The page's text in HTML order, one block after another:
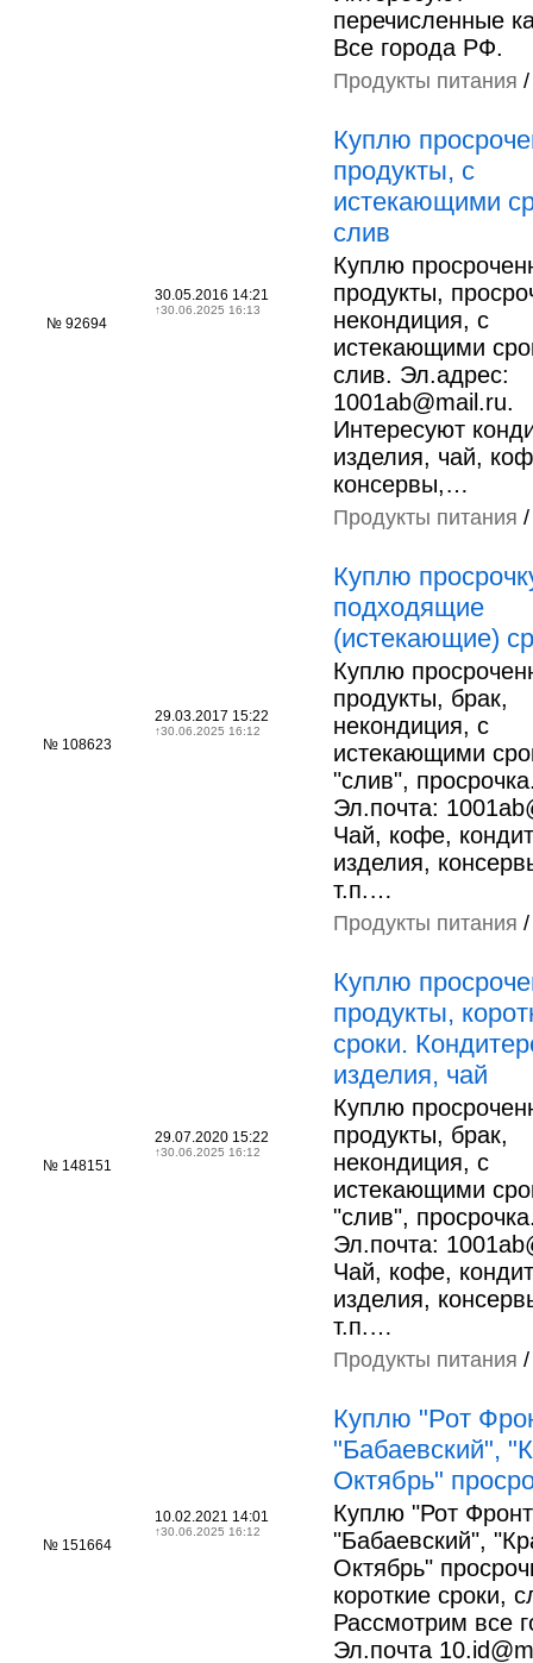
перечисленные
Все города РФ.
Продукты питания
№ 92694
30.05.2016 14:21
↑30.06.2025 16:13
Куплю
продукты, с
истекающими
слив
Куплю
продукты,
некондиция, с
истекающими
слив. Эл.адрес:
1001ab@mail.ru.
Интересуют
изделия, чай,
консервы,…
Продукты питания
№ 108623
29.03.2017 15:22
↑30.06.2025 16:12
Куплю
подходящие
(истекающие)
Куплю
продукты, брак,
некондиция, с
истекающими
"слив",
Эл.почта:
Чай, кофе,
изделия,
т.п.…
Продукты питания
№ 148151
29.07.2020 15:22
↑30.06.2025 16:12
Куплю
продукты,
сроки.
изделия, чай
Куплю
продукты, брак,
некондиция, с
истекающими
"слив",
Эл.почта:
Чай, кофе,
изделия,
т.п.…
Продукты питания
№ 151664
10.02.2021 14:01
↑30.06.2025 16:12
Куплю "Рот
"Бабаевский",
Октябрь"
Куплю "Рот
"Бабаевский",
Октябрь"
короткие сроки,
Рассмотрим все
Эл.почта